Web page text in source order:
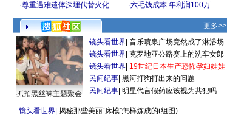
·尊重遇难遗体深埋代替火化 ·六毛钱成本 年利润100万
更多>>
抓拍黑丝袜主题聚会
镜头看世界 音乐喷泉广场竟然成了淋浴场
镜头看世界 克罗地亚公路赛上的洗车女郎
镜头看世界 19世纪日本生产恐怖孕妇娃娃
民间纪事 黑河打狗打出来的问题
民间纪事 明星代言假药应该视为共犯吗
镜头看世界 揭秘那些美丽“床模”怎样炼成的(组图)